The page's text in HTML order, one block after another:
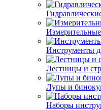
Инструменты
Лестницы и
Лупы и
Наборы